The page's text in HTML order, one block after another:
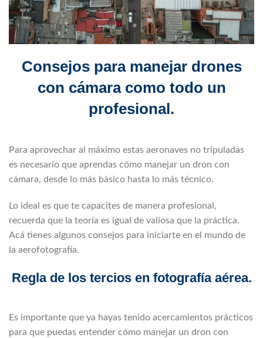
Consejos para manejar drones
con cámara como todo un
profesional.
Para aprovechar al máximo estas aeronaves no tripuladas
es necesario que aprendas cómo manejar un dron con
cámara, desde lo más básico hasta lo más técnico.
Lo ideal es que te capacites de manera profesional,
recuerda que la teoría es igual de valiosa que la práctica.
Acá tienes algunos consejos para iniciarte en el mundo de
la aerofotografía.
Regla de los tercios en fotografía aérea.
Es importante que ya hayas tenido acercamientos prácticos
para que puedas entender cómo manejar un dron con